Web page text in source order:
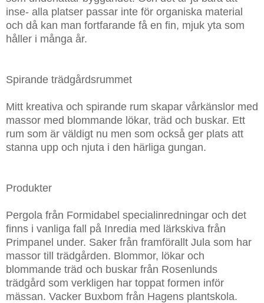
inse- alla platser passar inte för organiska material
och då kan man fortfarande få en fin, mjuk yta som
håller i många år.
Spirande trädgårdsrummet
Mitt kreativa och spirande rum skapar vårkänslor med
massor med blommande lökar, träd och buskar. Ett
rum som är väldigt nu men som också ger plats att
stanna upp och njuta i den härliga gungan.
Produkter
Pergola från Formidabel specialinredningar och det
finns i vanliga fall på Inredia med lärkskiva från
Primpanel under. Saker från framförallt Jula som har
massor till trädgården. Blommor, lökar och
blommande träd och buskar från Rosenlunds
trädgård som verkligen har toppat formen inför
mässan. Vacker Buxbom från Hagens plantskola.